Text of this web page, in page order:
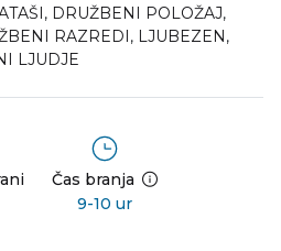
, DRUŽBENI POLOŽAJ,
RAZREDI , LJUBEZEN ,
LJUDJE
Čas branja
9-10 ur